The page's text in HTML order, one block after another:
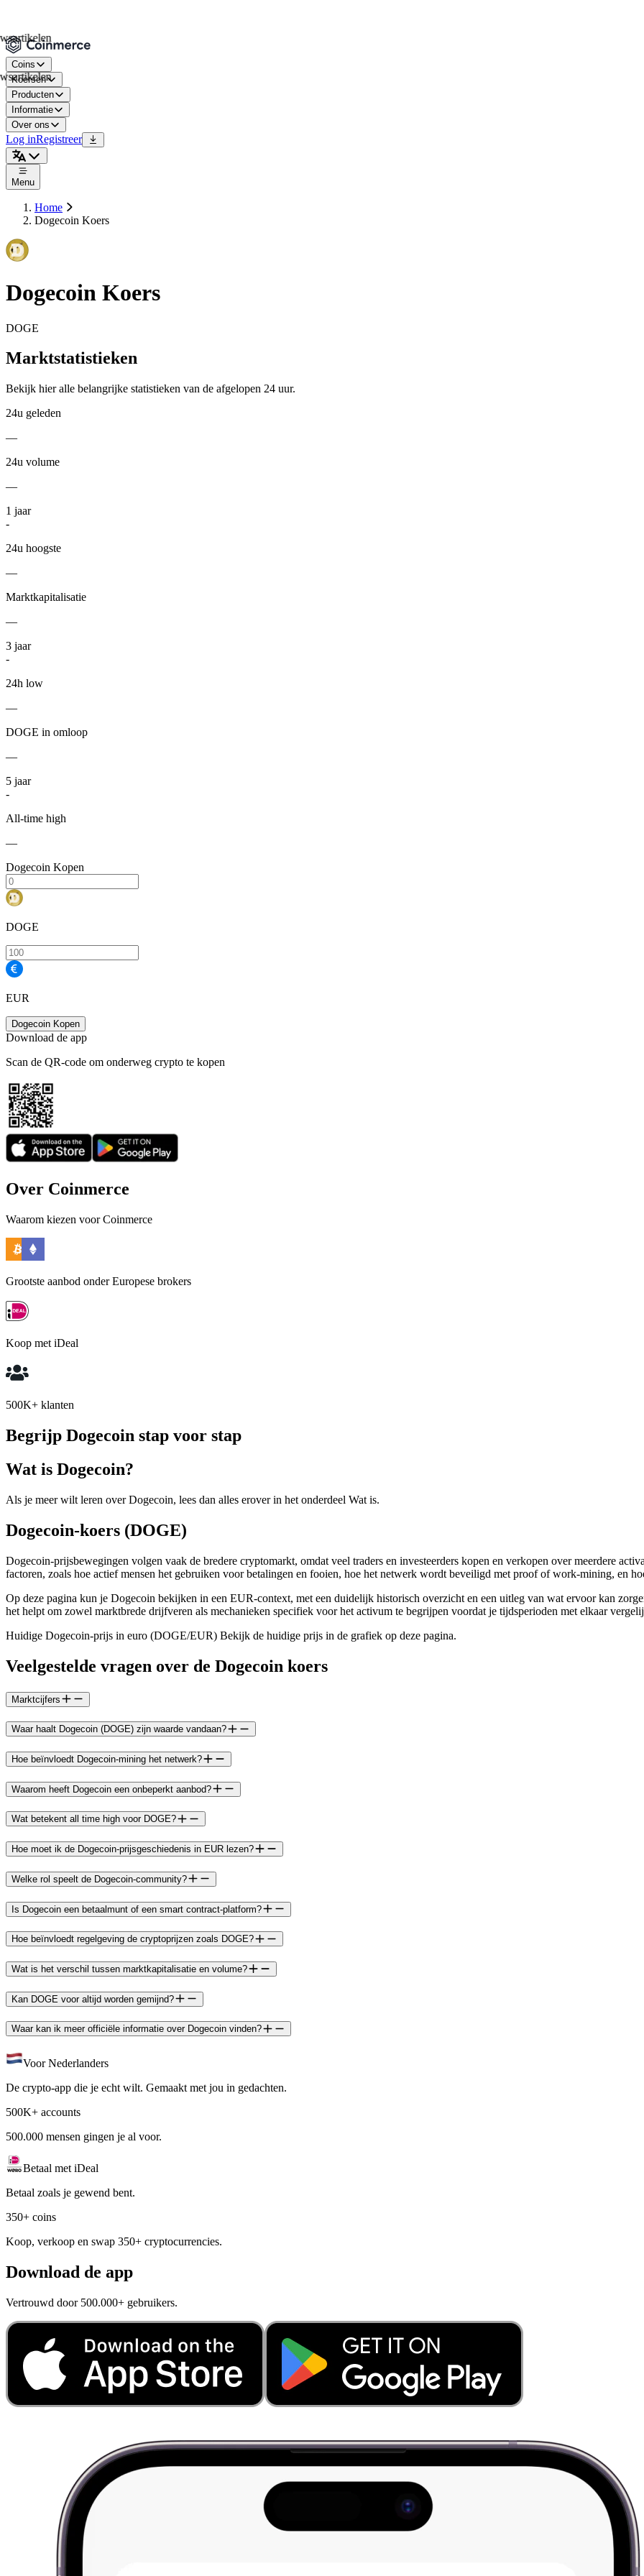
Coins
Koersen
Producten
Informatie
Over ons
Log inRegistreer
Menu
Home
Dogecoin Koers
Dogecoin Koers
DOGE
Marktstatistieken
Bekijk hier alle belangrijke statistieken van de afgelopen 24 uur.
24u geleden
—
24u volume
—
1 jaar
-
24u hoogste
—
Marktkapitalisatie
—
3 jaar
-
24h low
—
DOGE in omloop
—
5 jaar
-
All-time high
—
Dogecoin Kopen
DOGE
EUR
Dogecoin Kopen
Download de app
Scan de QR-code om onderweg crypto te kopen
Over Coinmerce
Waarom kiezen voor Coinmerce
Grootste aanbod onder Europese brokers
Koop met iDeal
500K+ klanten
Begrijp Dogecoin stap voor stap
Wat is Dogecoin?
Als je meer wilt leren over Dogecoin, lees dan alles erover in het onderdeel Wat is.
Dogecoin-koers (DOGE)
Dogecoin-prijsbewegingen volgen vaak de bredere cryptomarkt, omdat veel traders en investeerders kopen en verkopen over meerdere
factoren, zoals hoe actief mensen het gebruiken voor betalingen en fooien, hoe het netwerk wordt beveiligd met proof of work-mining, en
Op deze pagina kun je Dogecoin bekijken in een EUR-context, met een duidelijk historisch overzicht en een uitleg van wat ervoor kan
het helpt om zowel marktbrede drijfveren als mechanieken specifiek voor het activum te begrijpen voordat je tijdsperioden met elkaar
Huidige Dogecoin-prijs in euro (DOGE/EUR) Bekijk de huidige prijs in de grafiek op deze pagina.
Veelgestelde vragen over de Dogecoin koers
Marktcijfers
Waar haalt Dogecoin (DOGE) zijn waarde vandaan?
Hoe beïnvloedt Dogecoin-mining het netwerk?
Waarom heeft Dogecoin een onbeperkt aanbod?
Wat betekent all time high voor DOGE?
Hoe moet ik de Dogecoin-prijsgeschiedenis in EUR lezen?
Welke rol speelt de Dogecoin-community?
Is Dogecoin een betaalmunt of een smart contract-platform?
Hoe beïnvloedt regelgeving de cryptoprijzen zoals DOGE?
Wat is het verschil tussen marktkapitalisatie en volume?
Kan DOGE voor altijd worden gemijnd?
Waar kan ik meer officiële informatie over Dogecoin vinden?
Voor Nederlanders
De crypto-app die je echt wilt. Gemaakt met jou in gedachten.
500K+ accounts
500.000 mensen gingen je al voor.
Betaal met iDeal
Betaal zoals je gewend bent.
350+ coins
Koop, verkoop en swap 350+ cryptocurrencies.
Download de app
Vertrouwd door 500.000+ gebruikers.